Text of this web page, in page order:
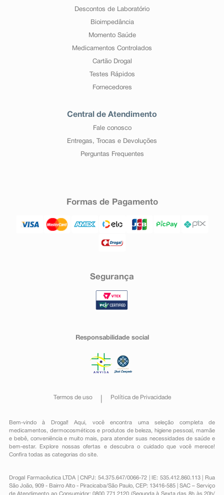
Descontos de Laboratório
Bioimpedância
Momento Saúde
Medicamentos Controlados
Cartão Drogal
Testes Rápidos
Fornecedores
Central de Atendimento
Fale conosco
Entregas, Trocas e Devoluções
Perguntas Frequentes
Formas de Pagamento
Segurança
Responsabilidade social
Termos de uso Política de Privacidade
Bem-vindo à Drogal! Aqui, você encontra uma seleção completa de
medicamentos , dermocosméticos e produtos de beleza, higiene pessoal ,mamãe
e bebê, conveniênciae muito mais, para atender suas necessidades de saúde e
bem-estar. Explore nossas ofertas e descubra o cuidado que você merece!
Confira todas as categorias do site.
Drogal Farmacêutica LTDA | CNPJ: 54.375.647/0066-72 | IE: 535.412.860.113 | Rua
São João, 909 - Bairro Alto - Piracicaba/São Paulo, CEP: 13416-585 | SAC – Serviço
de Atendimento ao Consumidor: 0800 771 2120 (Segunda à Sexta das 8h às 20h/